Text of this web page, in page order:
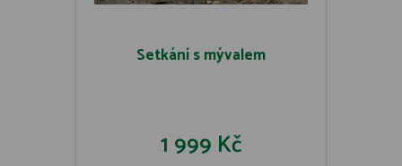
Setkání s mývalem
1 999 Kč